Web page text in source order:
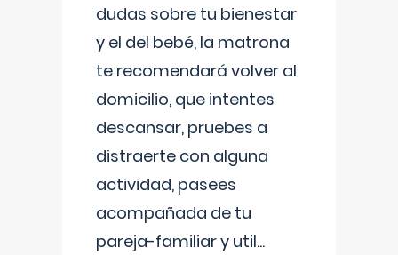
dudas sobre tu bienestar
y el del bebé, la matrona
te recomendará volver al
domicilio, que intentes
descansar, pruebes a
distraerte con alguna
actividad, pasees
acompañada de tu
pareja-familiar y util...